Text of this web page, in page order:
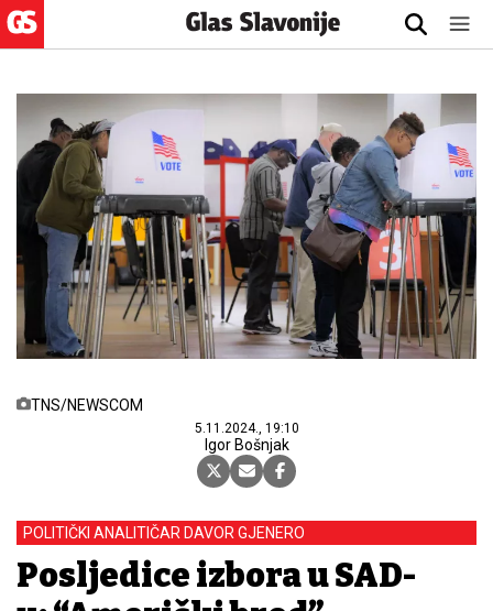
TNS/NEWSCOM
5.11.2024., 19:10
Igor Bošnjak
POLITIČKI ANALITIČAR DAVOR GJENERO
Posljedice izbora u SAD-